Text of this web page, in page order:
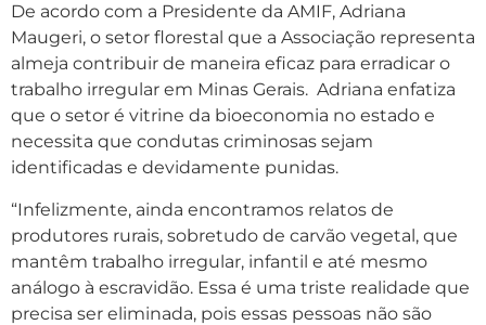
De acordo com a Presidente da AMIF, Adriana
Maugeri, o setor florestal que a Associação representa
almeja contribuir de maneira eficaz para erradicar o
trabalho irregular em Minas Gerais. Adriana enfatiza
que o setor é vitrine da bioeconomia no estado e
necessita que condutas criminosas sejam
identificadas e devidamente punidas.
“Infelizmente, ainda encontramos relatos de
produtores rurais, sobretudo de carvão vegetal, que
mantêm trabalho irregular, infantil e até mesmo
análogo à escravidão. Essa é uma triste realidade que
precisa ser eliminada, pois essas pessoas não são